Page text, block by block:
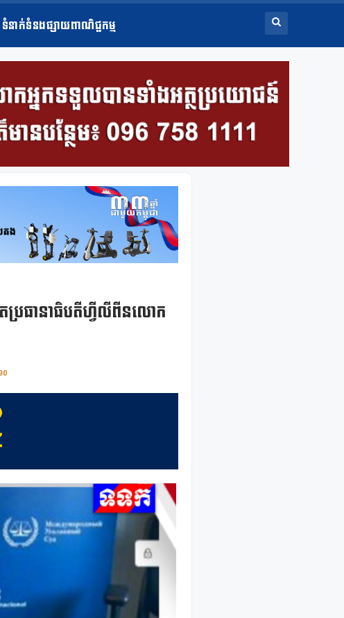
ទំនាក់ទំនងផ្សាយពាណិជ្ជកម្ម
តីតប្រធានាធិបតីហ្វីលីពីនលោក